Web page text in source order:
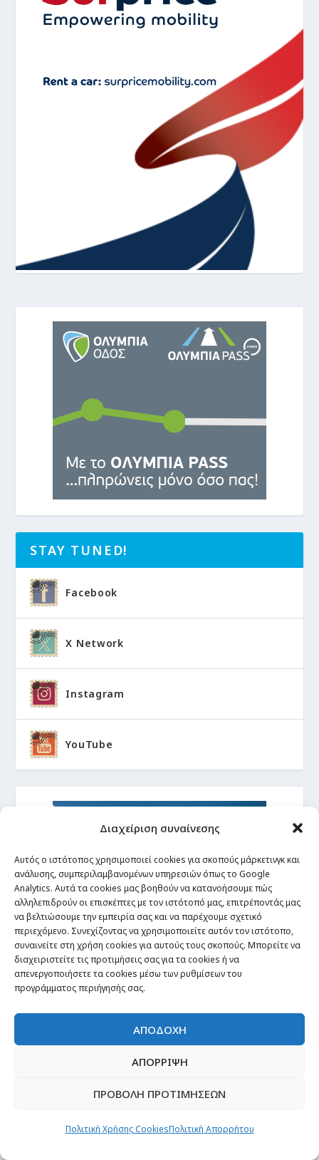
Διαχείριση συναίνεσης
Αυτός ο ιστότοπος χρησιμοποιεί cookies για σκοπούς μάρκετινγκ και
ανάλυσης, συμπεριλαμβανομένων υπηρεσιών όπως το Google
Analytics. Αυτά τα cookies μας βοηθούν να κατανοήσουμε πώς
αλληλεπιδρούν οι επισκέπτες με τον ιστότοπό μας, επιτρέποντάς μας
να βελτιώσουμε την εμπειρία σας και να παρέχουμε σχετικό
περιεχόμενο. Συνεχίζοντας να χρησιμοποιείτε αυτόν τον ιστότοπο,
συναινείτε στη χρήση cookies για αυτούς τους σκοπούς. Μπορείτε να
διαχειριστείτε τις προτιμήσεις σας για τα cookies ή να
απενεργοποιήσετε τα cookies μέσω των ρυθμίσεων του
προγράμματος περιήγησής σας.
ΑΠΟΔΟΧΗ
ΑΠΟΡΡΙΨΗ
ΠΡΟΒΟΛΗ ΠΡΟΤΙΜΗΣΕΩΝ
Πολιτική Χρήσης CookiesΠολιτική Απορρήτου
STAY TUNED!
Facebook
X Network
Instagram
YouTube
ΤΕΛΕΥΤΑΙΑ ΑΡΘΡΑ
ΔΕΗ: Συνεχιζόμενη ισχυρή ανάπτυξη στο
EBITDA στα €1,2 δισ.
Σπήλαιο Μελισσάνης: Το γεωλογικό